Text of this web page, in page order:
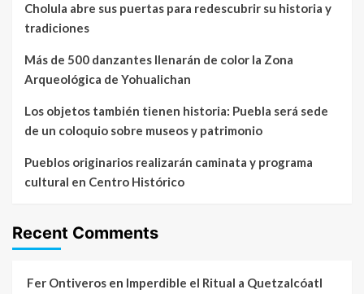
Cholula abre sus puertas para redescubrir su historia y
tradiciones
Más de 500 danzantes llenarán de color la Zona
Arqueológica de Yohualichan
Los objetos también tienen historia: Puebla será sede
de un coloquio sobre museos y patrimonio
Pueblos originarios realizarán caminata y programa
cultural en Centro Histórico
Recent Comments
Fer Ontiveros en Imperdible el Ritual a Quetzalcóatl